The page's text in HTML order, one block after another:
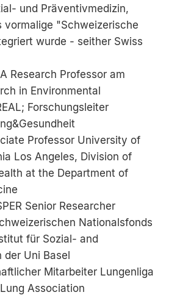
und Präventivmedizin,
vormalige "Schweizerische
wurde - seither Swiss
Research Professor am
in Environmental
Forschungsleiter
Professor University of
Los Angeles, Division of
at the Department of
Senior Researcher
Nationalsfonds
für Sozial- and
Uni Basel
Mitarbeiter Lungenliga
Association